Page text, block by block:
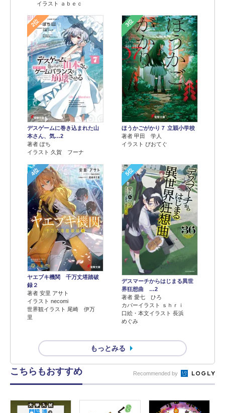
イラスト ａｂｅｃ
2位
デスゲームに巻き込まれた山
本さん、気…2
著者 ぽち
イラスト 久賀 フーナ
3位
ほうかごがかり７ 立穎小学校
著者 甲田 学人
イラスト ぴおてぐ
4位
ヤエブキ機関 千万丈塔踏破
録２
著者 安里 アサト
イラスト necomi
世界観イラスト 尾崎 伊万
里
5位
デスマーチからはじまる異世
界狂想曲 …2
著者 愛七 ひろ
カバーイラスト ｓｈｒｉ
口絵・本文イラスト 長浜
めぐみ
もっとみる
こちらもおすすめ Recommended by